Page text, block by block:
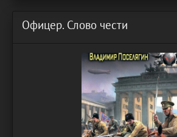
Офицер. Слово чести